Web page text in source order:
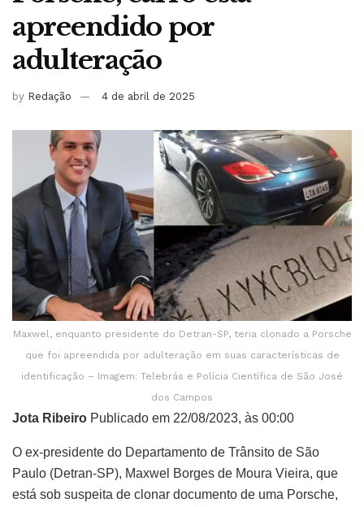
apreendido por
adulteração
by Redação 4 de abril de 2025
Maxwel, enquanto presidente do Detran-SP, teria clonado a Porsche
que foi apreendida por adulteração em suas características de
identificação – Imagem: Telebrás e Polícia Científica de São José
dos Campos
Jota Ribeiro Publicado em 22/08/2023, às 00:00
O ex-presidente do Departamento de Trânsito de São
Paulo (Detran-SP), Maxwel Borges de Moura Vieira, que
está sob suspeita de clonar documento de uma Porsche,